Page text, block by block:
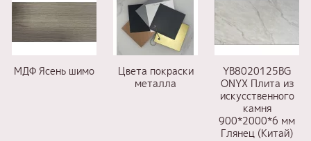
МДФ Ясень шимо
Цвета покраски
металла
YB8020125BG
ONYX Плита из
искусственного
камня
900*2000*6 мм
Глянец (Китай)